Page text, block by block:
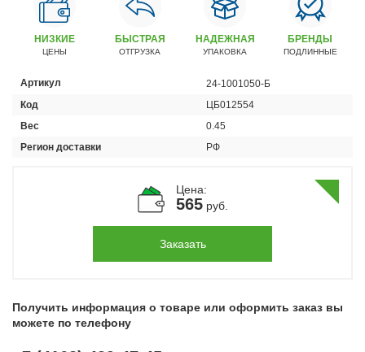
Сервисный центр
+7 (4162) 22–95–69
График работы: ПН-ПТ с 8.30 до 18.00 (+6 по МСК)
График работы сервис: ПН-СБ с 8.30 до 20.00
НИЗКИЕ
ЦЕНЫ
БЫСТРАЯ
ОТГРУЗКА
НАДЕЖНАЯ
УПАКОВКА
БРЕНДЫ
ПОДЛИННЫЕ
Артикул
24-1001050-Б
Код
ЦБ012554
Вес
0.45
Регион доставки
РФ
Цена:
565руб.
Заказать
Получить информация о товаре или оформить заказ вы
можете по телефону